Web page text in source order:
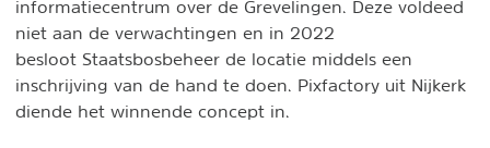
informatiecentrum over de Grevelingen. Deze voldeed
niet aan de verwachtingen en in 2022
besloot Staatsbosbeheer de locatie middels een
inschrijving van de hand te doen. Pixfactory uit Nijkerk
diende het winnende concept in.